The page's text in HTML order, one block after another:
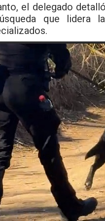
el delegado
que lidera